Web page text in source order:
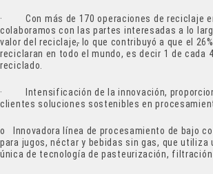
· Con más de 170 operaciones de reciclaje
colaboramos con las partes interesadas a lo
valor del reciclaje, lo que contribuyó a que el
reciclaran en todo el mundo, es decir 1 de cada
reciclado.
· Intensificación de la innovación,
clientes soluciones sostenibles en
o Innovadora línea de procesamiento de bajo
para jugos, néctar y bebidas sin gas, que utiliza
única de tecnología de pasteurización,